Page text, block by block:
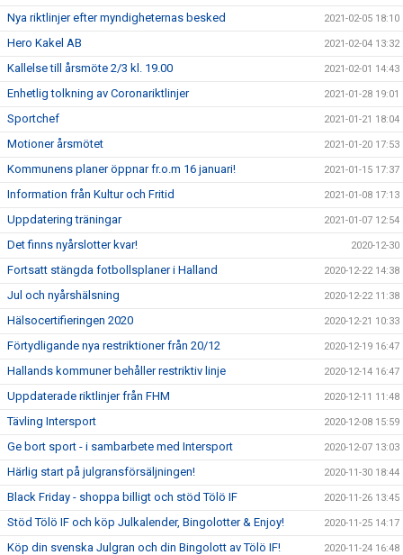
Nya riktlinjer efter myndigheternas besked 2021-02-05 18:10
Hero Kakel AB 2021-02-04 13:32
Kallelse till årsmöte 2/3 kl. 19.00 2021-02-01 14:43
Enhetlig tolkning av Coronariktlinjer 2021-01-28 19:01
Sportchef 2021-01-21 18:04
Motioner årsmötet 2021-01-20 17:53
Kommunens planer öppnar fr.o.m 16 januari! 2021-01-15 17:37
Information från Kultur och Fritid 2021-01-08 17:13
Uppdatering träningar 2021-01-07 12:54
Det finns nyårslotter kvar! 2020-12-30
Fortsatt stängda fotbollsplaner i Halland 2020-12-22 14:38
Jul och nyårshälsning 2020-12-22 11:38
Hälsocertifieringen 2020 2020-12-21 10:33
Förtydligande nya restriktioner från 20/12 2020-12-19 16:47
Hallands kommuner behåller restriktiv linje 2020-12-14 16:47
Uppdaterade riktlinjer från FHM 2020-12-11 11:48
Tävling Intersport 2020-12-08 15:59
Ge bort sport - i sambarbete med Intersport 2020-12-07 13:03
Härlig start på julgransförsäljningen! 2020-11-30 18:44
Black Friday - shoppa billigt och stöd Tölö IF 2020-11-26 13:45
Stöd Tölö IF och köp Julkalender, Bingolotter & Enjoy! 2020-11-25 14:17
Köp din svenska Julgran och din Bingolott av Tölö IF! 2020-11-24 16:48